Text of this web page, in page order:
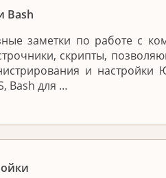
Bash
заметки по работе с
скрипты,
и настройки
Bash для …